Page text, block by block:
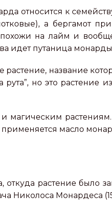
относится к
а бергамот
на лайм и
идет путаница
растение, название
но это растение
и магическим
масло
растение было
Николоса Монардеса